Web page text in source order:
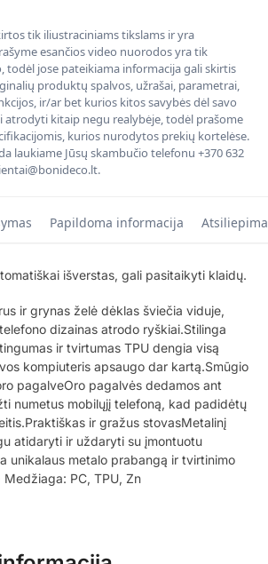
tik iliustraciniams tikslams ir yra
esančios video nuorodos yra tik
todėl jose pateikiama informacija gali skirtis
produktų spalvos, užrašai, parametrai,
ir/ar bet kurios kitos savybės dėl savo
atrodyti kitaip negu realybėje, todėl prašome
kurios nurodytos prekių kortelėse.
laukiame Jūsų skambučio telefonu +370 632
Papildoma informacija
išverstas, gali pasitaikyti klaidų.
ir grynas želė dėklas šviečia viduje,
dizainas atrodo ryškiai.Stilinga
ir tvirtumas TPU dengia visą
kompiuteris apsaugo dar kartą.Smūgio
pagalveOro pagalvės dedamos ant
numetus mobilųjį telefoną, kad padidėtų
ir gražus stovasMetalinį
atidaryti ir uždaryti su įmontuotu
unikalaus metalo prabangą ir tvirtinimo
Medžiaga: PC, TPU, Zn